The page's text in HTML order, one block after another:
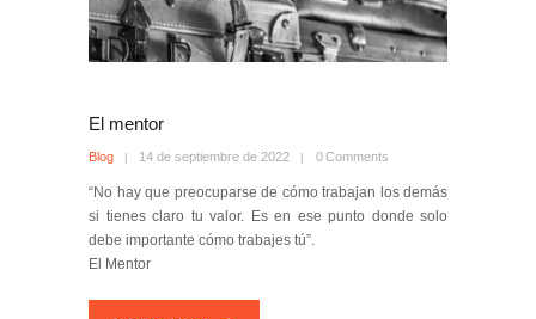
El mentor
Blog 14 de septiembre de 2022 0 Comments
“No hay que preocuparse de cómo trabajan los demás
si tienes claro tu valor. Es en ese punto donde solo
debe importante cómo trabajes tú”.
El Mentor